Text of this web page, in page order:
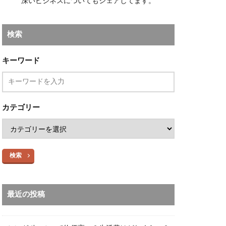
検索
キーワード
カテゴリー
検索
最近の投稿